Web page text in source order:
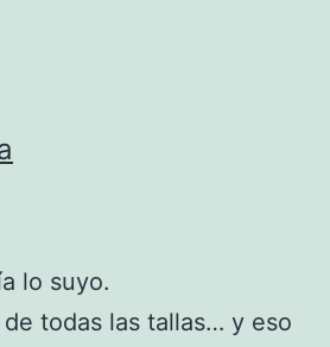
lo suyo.
todas las tallas… y eso